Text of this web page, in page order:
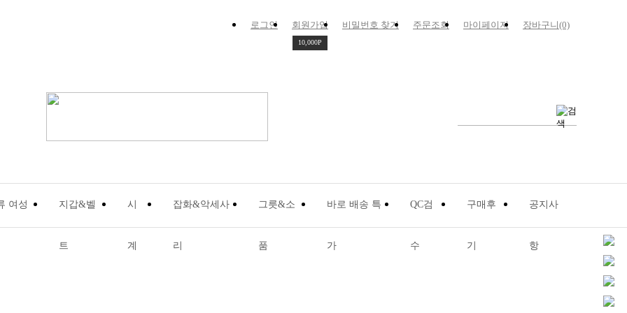
로그인 회원가입
10,000P
비밀번호 찾기 주문조회 마이페이지 장바구니(0)
여성 지갑&벨
트
시
계
잡화&악세사
리
그릇&소
품
바로 배송 특
가
QC검
수
구매후
기
공지사
항